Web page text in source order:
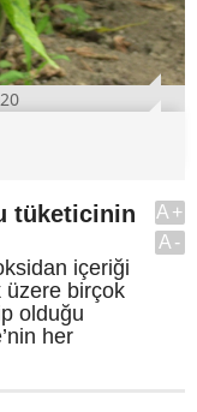
tüketicinin
içeriği
üzere birçok
olduğu
her
A+
A-